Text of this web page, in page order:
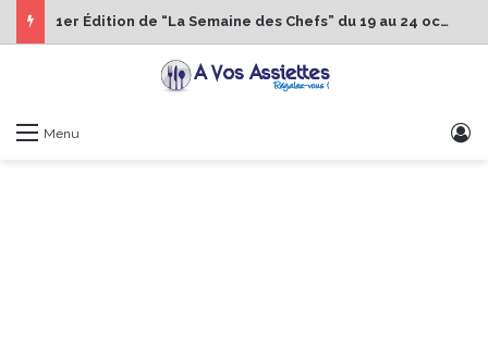
1er Édition de “La Semaine des Chefs” du 19 au 24 octobre 2026
Menu